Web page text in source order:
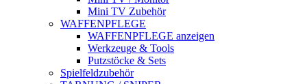
Mini TV Zubehör
WAFFENPFLEGE
WAFFENPFLEGE anzeigen
Werkzeuge & Tools
Putzstöcke & Sets
Spielfeldzubehör